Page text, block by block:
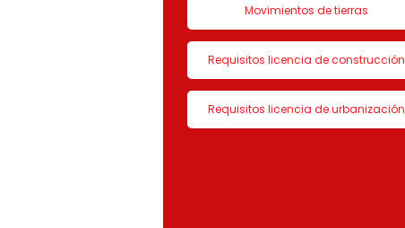
Movimientos de tierras
Requisitos licencia de construcción
Requisitos licencia de urbanización